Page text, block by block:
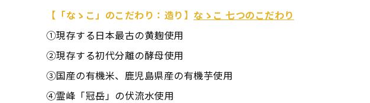
【「なゝこ」のこだわり：造り】 なゝこ 七つのこだわり
①現存する日本最古の黄麹使用
②現存する初代分離の酵母使用
③国産の有機米、鹿児島県産の有機芋使用
④霊峰「冠岳」の伏流水使用